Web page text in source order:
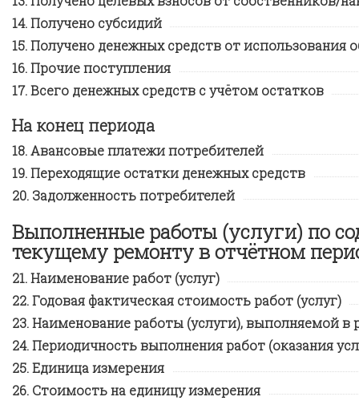
Получено субсидий
Получено денежных средств от использования
Прочие поступления
Всего денежных средств с учётом остатков
На конец периода
Авансовые платежи потребителей
Переходящие остатки денежных средств
Задолженность потребителей
Выполненные работы (услуги) по
текущему ремонту в отчётном
Наименование работ (услуг)
Годовая фактическая стоимость работ (услуг)
Наименование работы (услуги), выполняемой в
Периодичность выполнения работ (оказания
Единица измерения
Стоимость на единицу измерения